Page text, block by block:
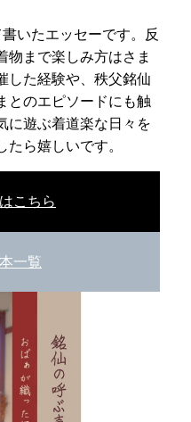
いたエッセーです。反
物まで楽しみ方はさま
した経験や、秩父銘仙
とのエピソードにも触
に遊ぶ着道楽な日々を
ら嬉しいです。
こちら
一覧